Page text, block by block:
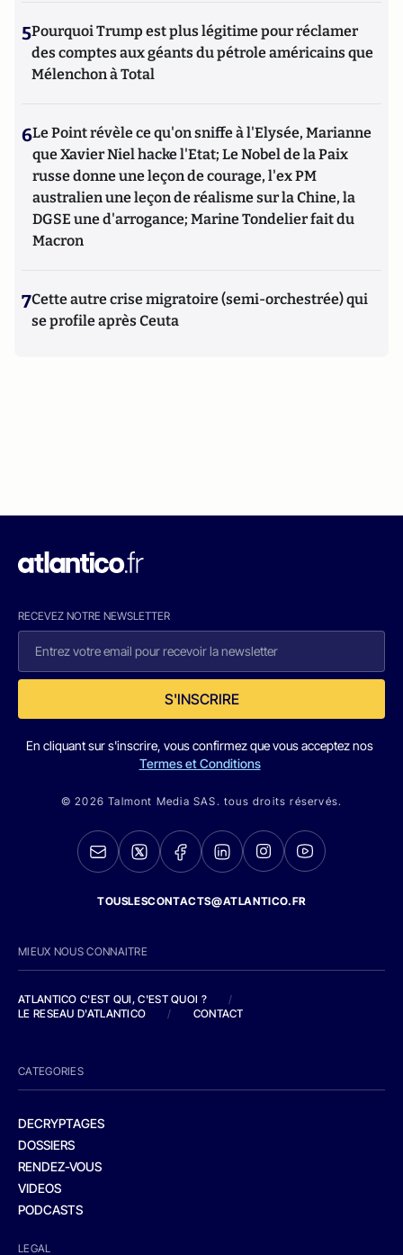
5Pourquoi Trump est plus légitime pour réclamer
des comptes aux géants du pétrole américains que
Mélenchon à Total
6Le Point révèle ce qu'on sniffe à l'Elysée, Marianne
que Xavier Niel hacke l'Etat; Le Nobel de la Paix
russe donne une leçon de courage, l'ex PM
australien une leçon de réalisme sur la Chine, la
DGSE une d'arrogance; Marine Tondelier fait du
Macron
7Cette autre crise migratoire (semi-orchestrée) qui
se profile après Ceuta
RECEVEZ NOTRE NEWSLETTER
S'INSCRIRE
En cliquant sur s'inscrire, vous confirmez que vous acceptez nos
Termes et Conditions
© 2026 Talmont Media SAS. tous droits réservés.
TOUSLESCONTACTS@ATLANTICO.FR
MIEUX NOUS CONNAITRE
ATLANTICO C'EST QUI, C'EST QUOI ?
/
LE RESEAU D'ATLANTICO
/ CONTACT
CATEGORIES
DECRYPTAGES
DOSSIERS
RENDEZ-VOUS
VIDEOS
PODCASTS
LEGAL